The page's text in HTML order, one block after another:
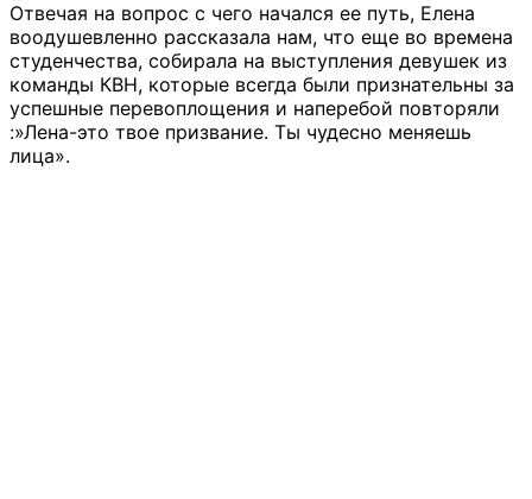
Отвечая на вопрос с чего начался ее путь, Елена
воодушевленно рассказала нам, что еще во времена
студенчества, собирала на выступления девушек из
команды КВН, которые всегда были признательны за
успешные перевоплощения и наперебой повторяли
:»Лена-это твое призвание. Ты чудесно меняешь
лица».